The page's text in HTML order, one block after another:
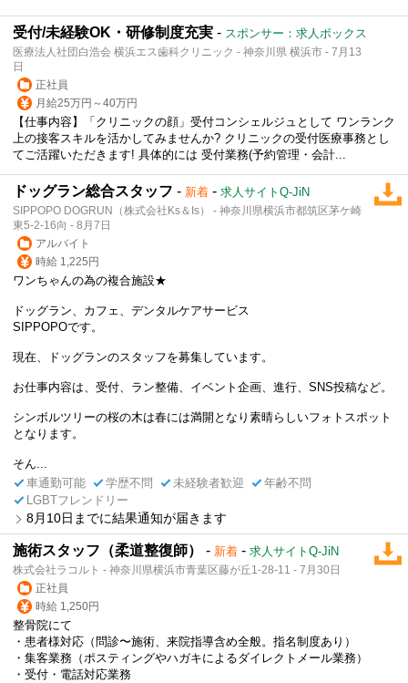
受付/未経験OK・研修制度充実 - スポンサー：求人ボックス
医療法人社団白浩会 横浜エス歯科クリニック - 神奈川県 横浜市 - 7月13
日
正社員
月給25万円～40万円
【仕事内容】「クリニックの顔」受付コンシェルジュとして ワンランク
上の接客スキルを活かしてみませんか? クリニックの受付医療事務とし
てご活躍いただきます! 具体的には 受付業務(予約管理・会計...
ドッグラン総合スタッフ - 新着 - 求人サイトQ-JiN
SIPPOPO DOGRUN（株式会社Ks＆Is） - 神奈川県横浜市都筑区茅ケ崎
東5-2-16向 - 8月7日
アルバイト
時給 1,225円
ワンちゃんの為の複合施設★
ドッグラン、カフェ、デンタルケアサービス
SIPPOPOです。
現在、ドッグランのスタッフを募集しています。
お仕事内容は、受付、ラン整備、イベント企画、進行、SNS投稿など。
シンボルツリーの桜の木は春には満開となり素晴らしいフォトスポット
となります。
そん...
車通勤可能
学歴不問 未経験者歓迎
年齢不問
LGBTフレンドリー
8月10日までに結果通知が届きます
施術スタッフ（柔道整復師） - 新着 - 求人サイトQ-JiN
株式会社ラコルト - 神奈川県横浜市青葉区藤が丘1-28-11 - 7月30日
正社員
時給 1,250円
整骨院にて
・患者様対応（問診〜施術、来院指導含め全般。指名制度あり）
・集客業務（ポスティングやハガキによるダイレクトメール業務）
・受付・電話対応業務